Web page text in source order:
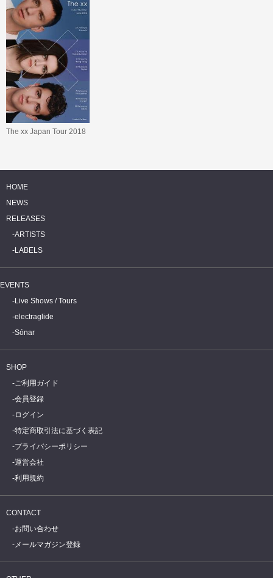
The xx Japan Tour 2018
HOME
NEWS
RELEASES
ARTISTS
LABELS
EVENTS
Live Shows / Tours
electraglide
Sónar
SHOP
ご利用ガイド
会員登録
ログイン
特定商取引法に基づく表記
プライバシーポリシー
運営会社
利用規約
CONTACT
お問い合わせ
メールマガジン登録